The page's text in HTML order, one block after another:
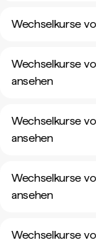
Wechselkurse
Wechselkurse
ansehen
Wechselkurse
ansehen
Wechselkurse
ansehen
Wechselkurse